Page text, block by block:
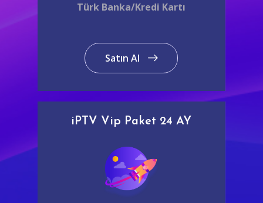
Türk Banka/Kredi Kartı
Satın Al
iPTV Vip Paket 24 AY